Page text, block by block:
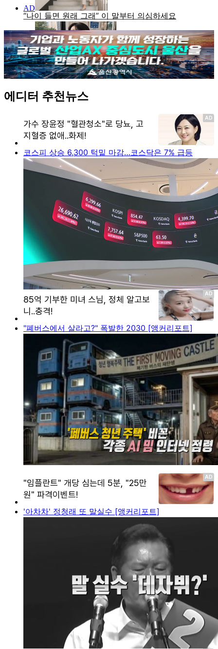
에디터 추천뉴스
코스피 상승 6,300 턱밑 마감…코스닥은 7% 급등
"폐버스에서 살라고?" 폭발한 2030 [앵커리포트]
'아차차' 정청래 또 말실수 [앵커리포트]